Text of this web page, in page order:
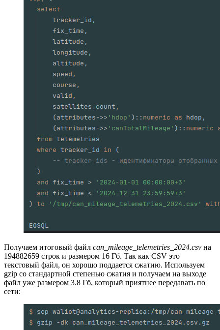
Получаем итоговый файл can_mileage_telemetries_2024.csv на
194882659 строк и размером 16 Гб. Так как CSV это
текстовый файл, он хорошо поддается сжатию. Используем
gzip со стандартной степенью сжатия и получаем на выходе
файл уже размером 3.8 Гб, который приятнее передавать по
сети: